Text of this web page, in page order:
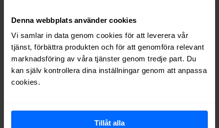
Denna webbplats använder cookies
Vi samlar in data genom cookies för att leverera vår
tjänst, förbättra produkten och för att genomföra relevant
marknadsföring av våra tjänster genom tredje part. Du
kan själv kontrollera dina inställningar genom att anpassa
cookies.
Tillåt alla
Tele2
Fiber
76%
Telia
Fiber
75%
Boxer
Fiber
75%
Allente
Fiber
74%
Bredband2
Fiber
69%
Trygg Surf
Internetport Fiber
15%